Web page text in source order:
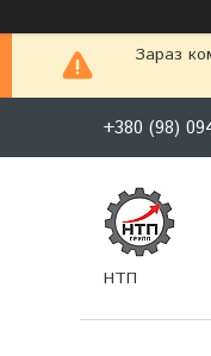
Зараз
+380 (98)
НТП